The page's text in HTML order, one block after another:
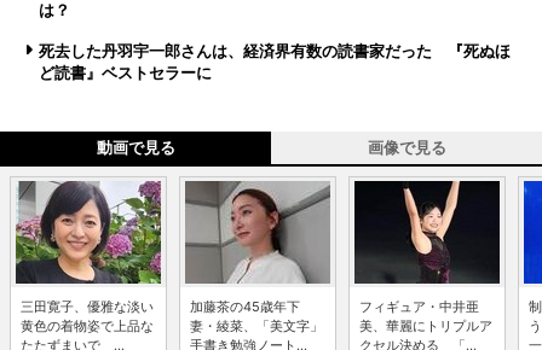
は？
死去した丹羽宇一郎さんは、経済界有数の読書家だった 『死ぬほ
ど読書』ベストセラーに
動画で見る 画像で見る
三田寛子、優雅な淡い
黄色の着物姿で上品な
たたずまいで ...
加藤茶の45歳年下
妻・綾菜、「美文字」
手書き勉強ノート...
フィギュア・中井亜
美、華麗にトリプルア
クセル決める 「...